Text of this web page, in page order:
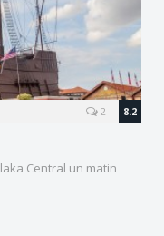
8.2
2
Central un matin